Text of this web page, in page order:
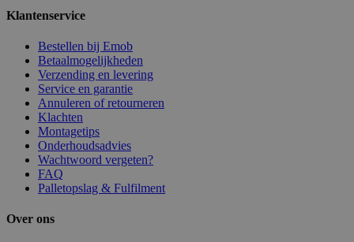
Klantenservice
Bestellen bij Emob
Betaalmogelijkheden
Verzending en levering
Service en garantie
Annuleren of retourneren
Klachten
Montagetips
Onderhoudsadvies
Wachtwoord vergeten?
FAQ
Palletopslag & Fulfilment
Over ons